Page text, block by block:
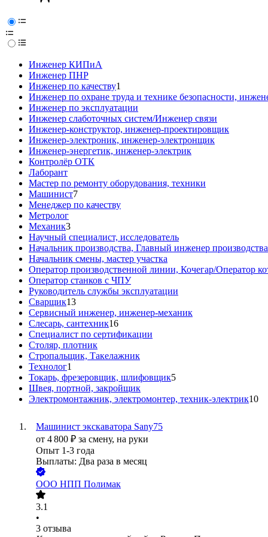
Инженер КИПиА
Инженер ПНР
Инженер по качеству1
Инженер по охране труда и технике безопасности,
Инженер по эксплуатации
Инженер слаботочных систем/Инженер связи
Инженер-конструктор, инженер-проектировщик
Инженер-электроник, инженер-электронщик
Инженер-энергетик, инженер-электрик
Контролёр ОТК
Лаборант
Мастер по ремонту оборудования, техники
Машинист7
Менеджер по качеству
Метролог
Механик3
Научный специалист, исследователь
Начальник производства, Главный инженер производства
Начальник смены, мастер участка
Оператор производственной линии, Кочегар/Оператор
Оператор станков с ЧПУ
Руководитель службы эксплуатации
Сварщик13
Сервисный инженер, инженер-механик
Слесарь, сантехник16
Специалист по сертификации
Столяр, плотник
Стропальщик, Такелажник
Технолог1
Токарь, фрезеровщик, шлифовщик5
Швея, портной, закройщик
Электромонтажник, электромонтер, техник-электрик10
Машинист экскаватора Sany75
от 4 800 ₽ за смену, на руки
Опыт 1-3 года
Выплаты: Два раза в месяц
ООО НПП Полимак
3.1
•
3 отзыва